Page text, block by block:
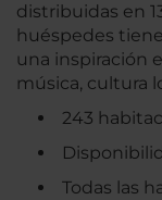
distribuidas en
huéspedes
una inspiración
música, cultura
243
Todas las